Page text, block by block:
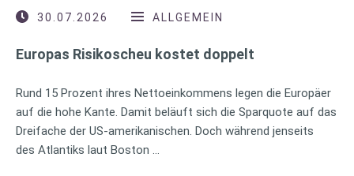
30.07.2026 ALLGEMEIN
Europas Risikoscheu kostet doppelt
Rund 15 Prozent ihres Nettoeinkommens legen die Europäer
auf die hohe Kante. Damit beläuft sich die Sparquote auf das
Dreifache der US-amerikanischen. Doch während jenseits
des Atlantiks laut Boston …